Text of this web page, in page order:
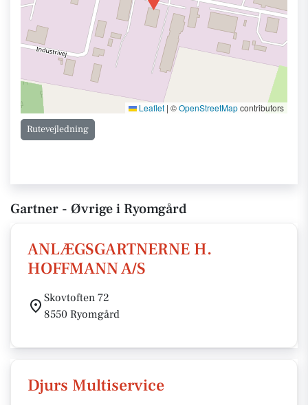
Leaflet | ©OpenStreetMapcontributors
Rutevejledning
Gartner - Øvrige i Ryomgård
ANLÆGSGARTNERNE H.
HOFFMANN A/S
Skovtoften 72
8550 Ryomgård
Djurs Multiservice